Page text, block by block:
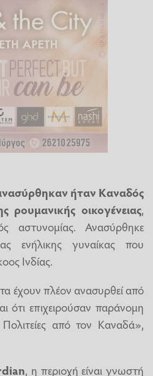
ήταν Καναδός
ρουμανικής οικογένειας,
αστυνομίας. Ανασύρθηκε
ενήλικης γυναίκας που
Ινδίας.
έχουν πλέον ανασυρθεί από
ότι επιχειρούσαν παράνομη
από τον Καναδά»,
, η περιοχή είναι γνωστή